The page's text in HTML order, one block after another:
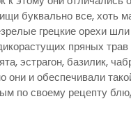
буквально все, хоть
грецкие орехи
пряных
эстрагон, базилик,
и обеспечивали
по своему рецепту